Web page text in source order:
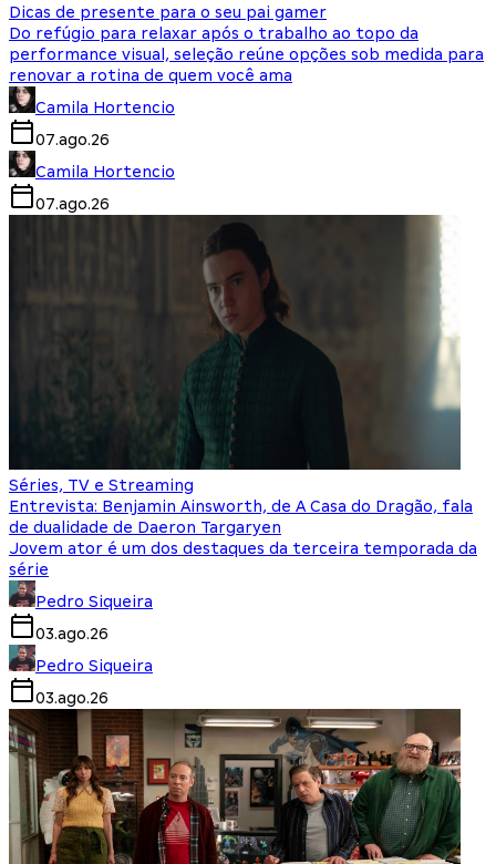
Dicas de presente para o seu pai gamer
Do refúgio para relaxar após o trabalho ao topo da
performance visual, seleção reúne opções sob medida para
renovar a rotina de quem você ama
Camila Hortencio
07.ago.26
Camila Hortencio
07.ago.26
Séries, TV e Streaming
Entrevista: Benjamin Ainsworth, de A Casa do Dragão, fala
de dualidade de Daeron Targaryen
Jovem ator é um dos destaques da terceira temporada da
série
Pedro Siqueira
03.ago.26
Pedro Siqueira
03.ago.26